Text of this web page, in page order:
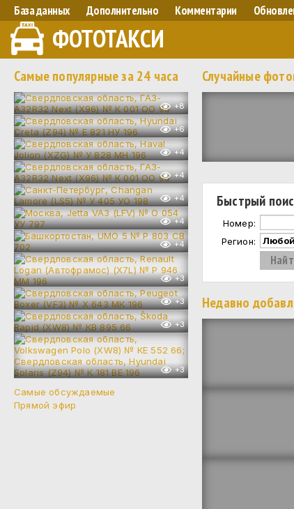
База данных Дополнительно Комментарии
ФОТОТАКСИ
Самые популярные за 24 часа
+8
+6
+4
+4
+4
+4
+4
+3
+3
+3
+3
Самые обсуждаемые
Прямой эфир
Случайные
Быстрый
Номер:
Регион:
Недавно